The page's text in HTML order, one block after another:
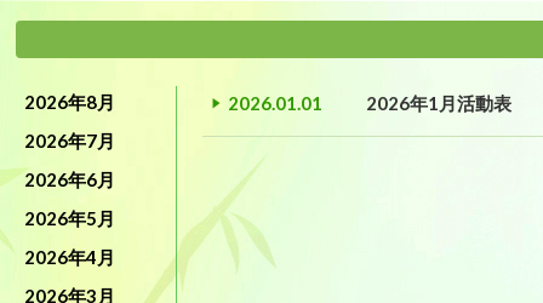
2026年8月
2026年7月
2026年6月
2026年5月
2026年4月
2026年3月
2026.01.01 2026年1月活動表